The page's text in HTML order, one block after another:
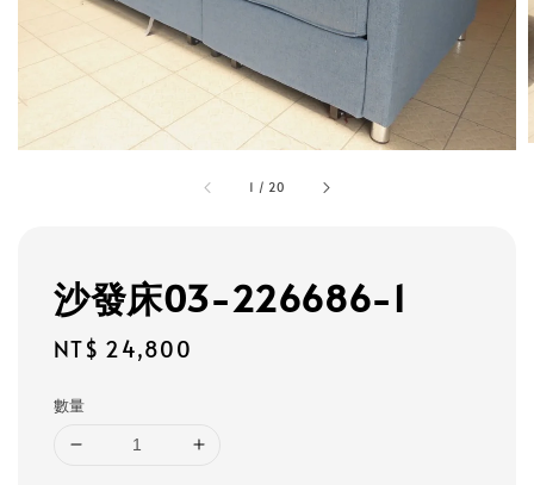
1 / 20
沙發床03-226686-1
Regular
NT$ 24,800
數量